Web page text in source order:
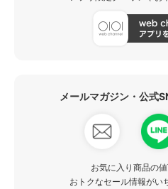
メールマガジン・公式
お気に入り商品の
おトクなセール情報がい